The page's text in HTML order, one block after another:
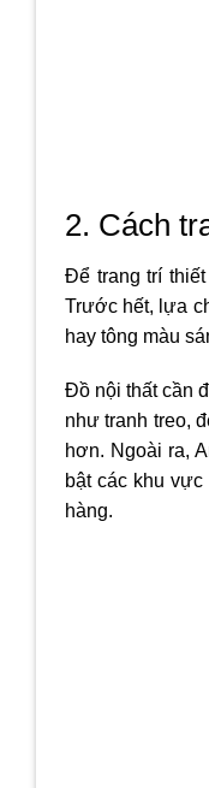
2. Cách
Để trang trí
Trước hết, lựa
hay tông màu
Đồ nội thất cần
như tranh treo,
hơn. Ngoài ra,
bật các khu
hàng.